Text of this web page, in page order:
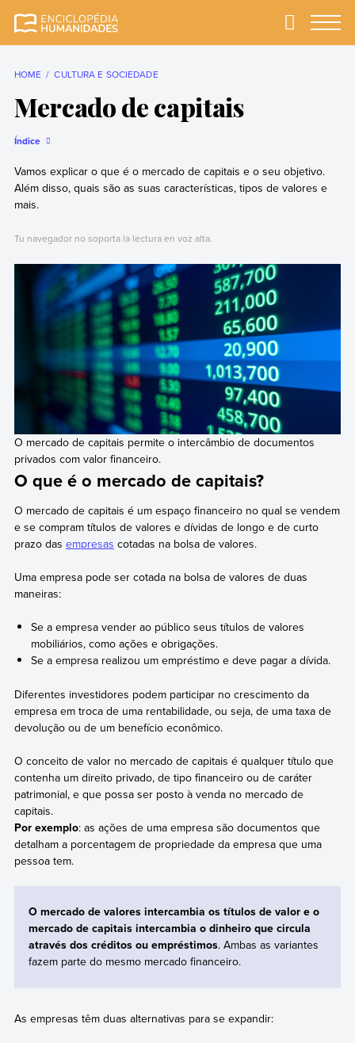
completa e mais
Primary
HOME CULTURA E SOCIEDADE
Mercado de capitais
Índice
Vamos explicar o que é o mercado de capitais e o seu objetivo.
Além disso, quais são as suas características, tipos de valores e
mais.
Tu navegador no soporta la lectura en voz alta.
O mercado de capitais permite o intercâmbio de documentos
privados com valor financeiro.
O que é o mercado de capitais?
O mercado de capitais é um espaço financeiro no qual se vendem
e se compram títulos de valores e dívidas de longo e de curto
prazo das empresas cotadas na bolsa de valores.
Uma empresa pode ser cotada na bolsa de valores de duas
maneiras:
Se a empresa vender ao público seus títulos de valores
mobiliários, como ações e obrigações.
Se a empresa realizou um empréstimo e deve pagar a dívida.
Diferentes investidores podem participar no crescimento da
empresa em troca de uma rentabilidade, ou seja, de uma taxa de
devolução ou de um benefício econômico.
O conceito de valor no mercado de capitais é qualquer título que
contenha um direito privado, de tipo financeiro ou de caráter
patrimonial, e que possa ser posto à venda no mercado de
capitais.
Por exemplo: as ações de uma empresa são documentos que
detalham a porcentagem de propriedade da empresa que uma
pessoa tem.
O mercado de valores intercambia os títulos de valor e o
mercado de capitais intercambia o dinheiro que circula
através dos créditos ou empréstimos. Ambas as variantes
fazem parte do mesmo mercado financeiro.
As empresas têm duas alternativas para se expandir: